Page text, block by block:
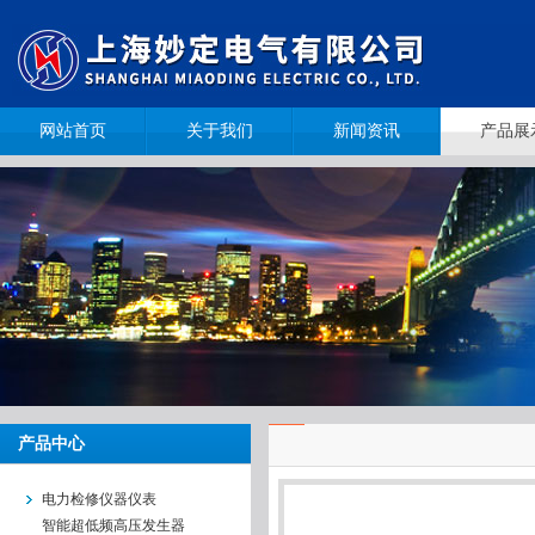
网站首页 关于我们 新闻资讯 产品展
产品中心
电力检修仪器仪表
智能超低频高压发生器